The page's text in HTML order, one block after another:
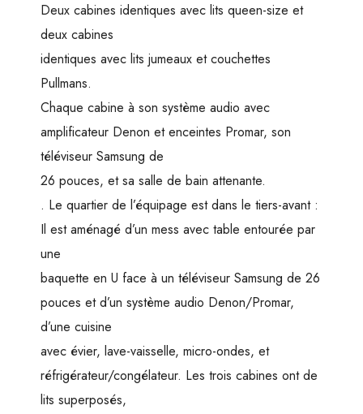
Deux cabines identiques avec lits queen-size et
deux cabines
identiques avec lits jumeaux et couchettes
Pullmans.
Chaque cabine à son système audio avec
amplificateur Denon et enceintes Promar, son
téléviseur Samsung de
26 pouces, et sa salle de bain attenante.
. Le quartier de l’équipage est dans le tiers-avant :
Il est aménagé d’un mess avec table entourée par
une
baquette en U face à un téléviseur Samsung de 26
pouces et d’un système audio Denon/Promar,
d’une cuisine
avec évier, lave-vaisselle, micro-ondes, et
réfrigérateur/congélateur. Les trois cabines ont de
lits superposés,